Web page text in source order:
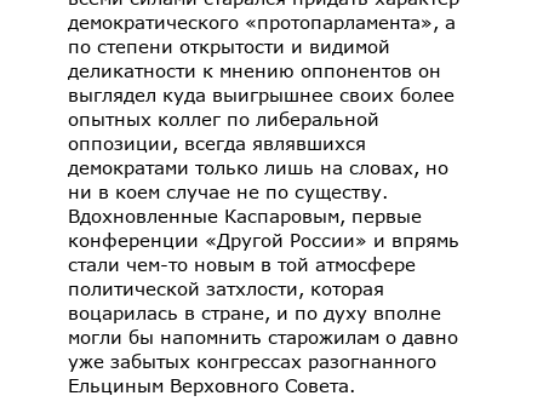
демократического «протопарламента», а
по степени открытости и видимой
деликатности к мнению оппонентов он
выглядел куда выигрышнее своих более
опытных коллег по либеральной
оппозиции, всегда являвшихся
демократами только лишь на словах, но
ни в коем случае не по существу.
Вдохновленные Каспаровым, первые
конференции «Другой России» и впрямь
стали чем-то новым в той атмосфере
политической затхлости, которая
воцарилась в стране, и по духу вполне
могли бы напомнить старожилам о давно
уже забытых конгрессах разогнанного
Ельциным Верховного Совета.